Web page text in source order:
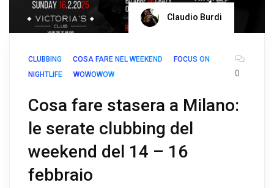
Claudio Burdi
CLUBBING COSA FARE NEL WEEKEND
FOCUS ON
NIGHTLIFE
WOWOWOW 0
Cosa fare stasera a Milano:
le serate clubbing del
weekend del 14 – 16
febbraio